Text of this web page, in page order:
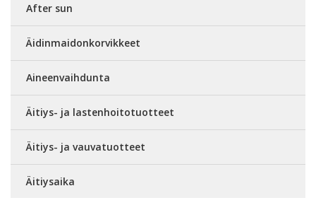
After sun
Äidinmaidonkorvikkeet
Aineenvaihdunta
Äitiys- ja lastenhoitotuotteet
Äitiys- ja vauvatuotteet
Äitiysaika